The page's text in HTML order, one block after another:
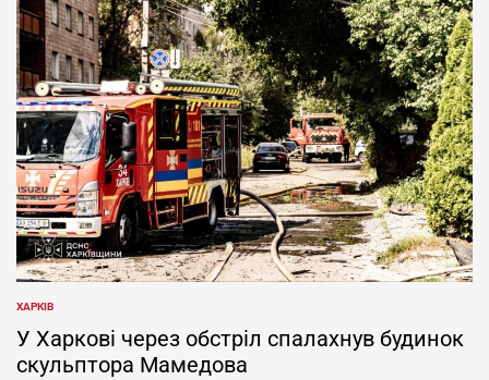
ОПУБЛІКУВАТИ
У
ХАРКІВ
У Харкові через обстріл спалахнув будинок
скульптора Мамедова